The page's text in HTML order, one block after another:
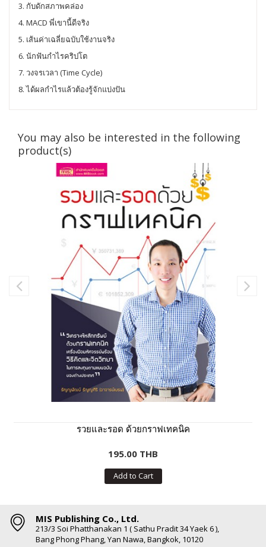
3. กับดักสภาพคล่อง
4. MACD พี่เขานี้ดีจริง
5. เส้นค่าเฉลี่ยฉบับใช้งานจริง
6. นักฟันกำไรคริปโต
7. วงจรเวลา (Time Cycle)
8. ได้ผลกำไรแล้วต้องรู้จักแบ่งปัน
You may also be interested in the following
product(s)
รวยและรอด ด้วยกราฟเทคนิค
195.00 THB
Add to Cart
MIS Publishing Co., Ltd.
213/3 Soi Phatthanakan 1 ( Sathu Pradit 34 Yaek 6 ),
Bang Phong Phang, Yan Nawa, Bangkok, 10120